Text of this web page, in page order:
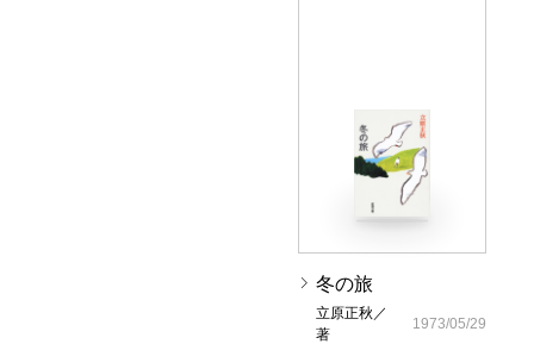
冬の旅
立原正秋／
著
1973/05/29